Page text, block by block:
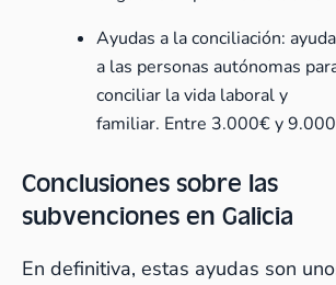
Ayudas a la conciliación:
a las personas autónomas
conciliar la vida laboral y
familiar. Entre 3.000€ y
Conclusiones sobre las
subvenciones en Galicia
En definitiva, estas ayudas son